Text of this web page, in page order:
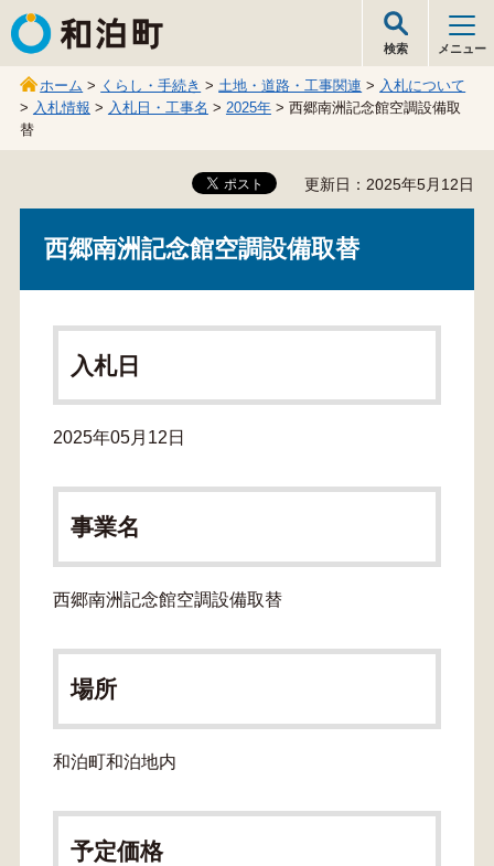
和泊町
検索 メニュー
ホーム > くらし・手続き >土地・道路・工事関連 > 入札について
> 入札情報 > 入札日・工事名 > 2025年> 西郷南洲記念館空調設備取
替
更新日：2025年5月12日
西郷南洲記念館空調設備取替
入札日
2025年05月12日
事業名
西郷南洲記念館空調設備取替
場所
和泊町和泊地内
予定価格